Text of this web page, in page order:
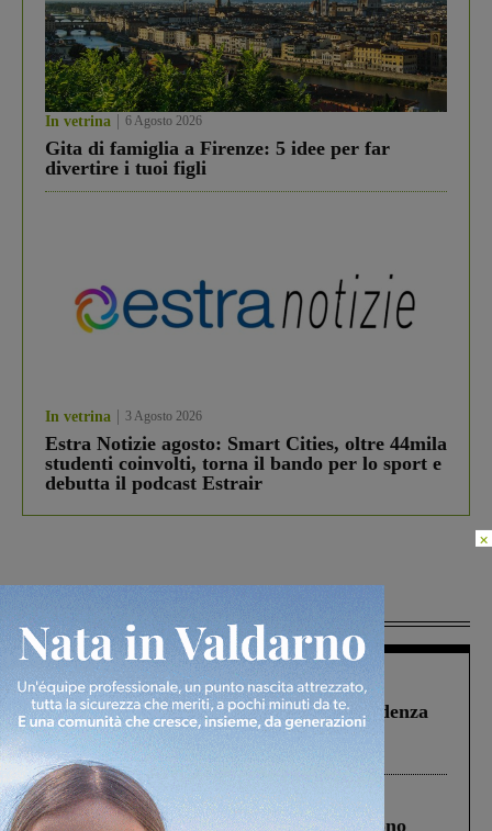
In vetrina 6 Agosto 2026
Gita di famiglia a Firenze: 5 idee per far
divertire i tuoi figli
In vetrina 3 Agosto 2026
Estra Notizie agosto: Smart Cities, oltre 44mila
studenti coinvolti, torna il bando per lo sport e
debutta il podcast Estrair
Più lette
Figline Incisa Valdarno 1 Agosto 2026
Piscina di Figline finanziata oltre la scadenza
Pnrr, il gruppo di Fratelli d’Italia: “Un
ringraziamento al Governo”
Cronaca 4 Agosto 2026
Un anno fa la strage in A1 in cui morirono
×